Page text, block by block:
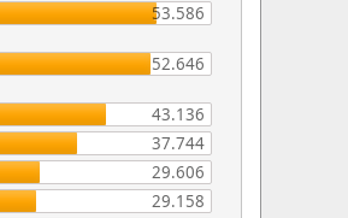
53.586
52.646
43.136
37.744
29.606
29.158